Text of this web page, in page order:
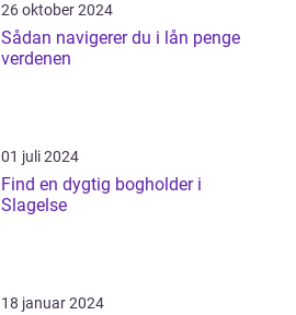
26 oktober 2024
Sådan navigerer du i lån penge
verdenen
01 juli 2024
Find en dygtig bogholder i
Slagelse
18 januar 2024